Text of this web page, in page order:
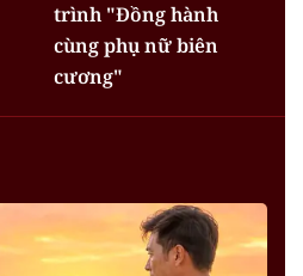
trình "Đồng hành
cùng phụ nữ biên
cương"